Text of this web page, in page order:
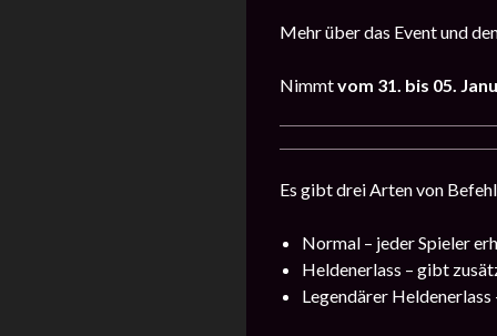
Mehr über das Event und
Nimmtvom 31. bis 05.
Es gibt drei Arten von
Normal – jeder Spieler
Heldenerlass – gibt
Legendärer